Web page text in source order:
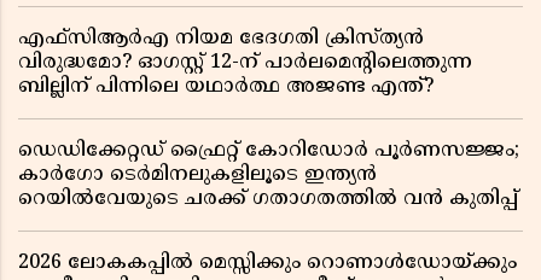
എഫ്സിആർഎ നിയമ ഭേദഗതി ക്രിസ്ത്യൻ
വിരുദ്ധമോ? ഓഗസ്റ്റ് 12-ന് പാർലമെന്റിലെത്തുന്ന
ബില്ലിന് പിന്നിലെ യഥാർത്ഥ അജണ്ട എന്ത്?
ഡെഡിക്കേറ്റഡ് ഫ്രൈറ്റ് കോറിഡോർ പൂർണസജ്ജം;
കാർഗോ ടെർമിനലുകളിലൂടെ ഇന്ത്യൻ
റെയിൽവേയുടെ ചരക്ക് ഗതാഗതത്തിൽ വൻ കുതിപ്പ്
2026 ലോകകപ്പിൽ മെസ്സിക്കും റൊണാൾഡോയ്ക്കും